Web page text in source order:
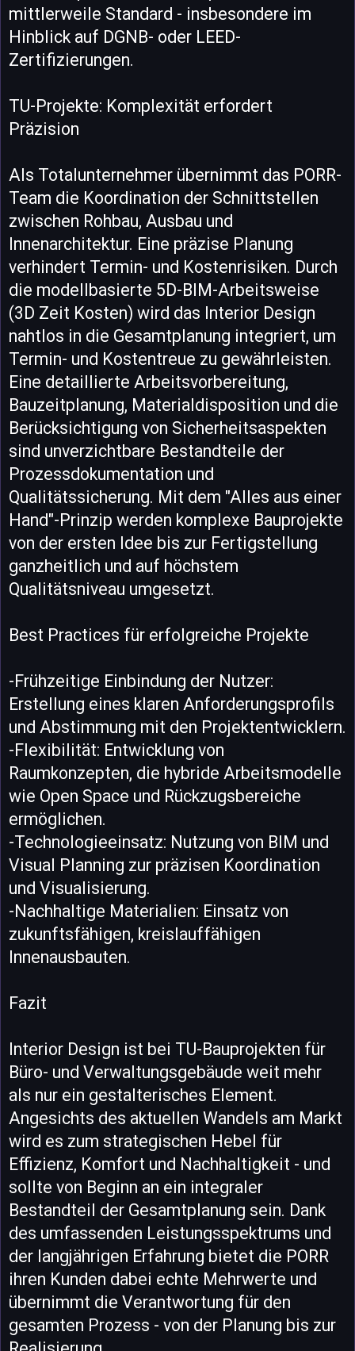
mittlerweile Standard - insbesondere im
Hinblick auf DGNB- oder LEED-
Zertifizierungen.
TU-Projekte: Komplexität erfordert
Präzision
Als Totalunternehmer übernimmt das PORR-
Team die Koordination der Schnittstellen
zwischen Rohbau, Ausbau und
Innenarchitektur. Eine präzise Planung
verhindert Termin- und Kostenrisiken. Durch
die modellbasierte 5D-BIM-Arbeitsweise
(3D Zeit Kosten) wird das Interior Design
nahtlos in die Gesamtplanung integriert, um
Termin- und Kostentreue zu gewährleisten.
Eine detaillierte Arbeitsvorbereitung,
Bauzeitplanung, Materialdisposition und die
Berücksichtigung von Sicherheitsaspekten
sind unverzichtbare Bestandteile der
Prozessdokumentation und
Qualitätssicherung. Mit dem "Alles aus einer
Hand"-Prinzip werden komplexe Bauprojekte
von der ersten Idee bis zur Fertigstellung
ganzheitlich und auf höchstem
Qualitätsniveau umgesetzt.
Best Practices für erfolgreiche Projekte
-Frühzeitige Einbindung der Nutzer:
Erstellung eines klaren Anforderungsprofils
und Abstimmung mit den Projektentwicklern.
-Flexibilität: Entwicklung von
Raumkonzepten, die hybride Arbeitsmodelle
wie Open Space und Rückzugsbereiche
ermöglichen.
-Technologieeinsatz: Nutzung von BIM und
Visual Planning zur präzisen Koordination
und Visualisierung.
-Nachhaltige Materialien: Einsatz von
zukunftsfähigen, kreislauffähigen
Innenausbauten.
Fazit
Interior Design ist bei TU-Bauprojekten für
Büro- und Verwaltungsgebäude weit mehr
als nur ein gestalterisches Element.
Angesichts des aktuellen Wandels am Markt
wird es zum strategischen Hebel für
Effizienz, Komfort und Nachhaltigkeit - und
sollte von Beginn an ein integraler
Bestandteil der Gesamtplanung sein. Dank
des umfassenden Leistungsspektrums und
der langjährigen Erfahrung bietet die PORR
ihren Kunden dabei echte Mehrwerte und
übernimmt die Verantwortung für den
gesamten Prozess - von der Planung bis zur